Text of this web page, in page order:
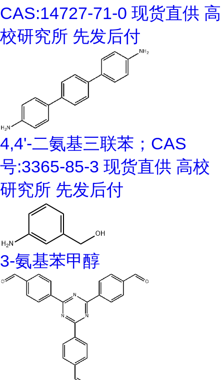
CAS:14727-71-0 现货直供 高
校研究所 先发后付
4,4'-二氨基三联苯；CAS
号:3365-85-3 现货直供 高校
研究所 先发后付
3-氨基苯甲醇